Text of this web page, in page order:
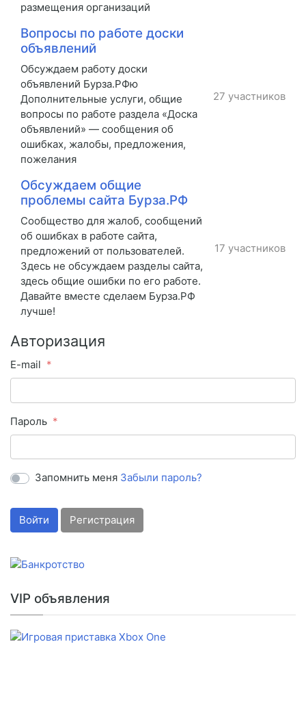
размещения организаций
Вопросы по работе доски
объявлений
Обсуждаем работу доски
объявлений Бурза.РФю
Дополнительные услуги, общие
вопросы по работе раздела «Доска
объявлений» — сообщения об
ошибках, жалобы, предложения,
пожелания
27 участников
Обсуждаем общие
проблемы сайта Бурза.РФ
Сообщество для жалоб, сообщений
об ошибках в работе сайта,
предложений от пользователей.
Здесь не обсуждаем разделы сайта,
здесь общие ошибки по его работе.
Давайте вместе сделаем Бурза.РФ
лучше!
17 участников
Авторизация
E-mail
Пароль
Запомнить меня Забыли пароль?
Войти Регистрация
VIP объявления